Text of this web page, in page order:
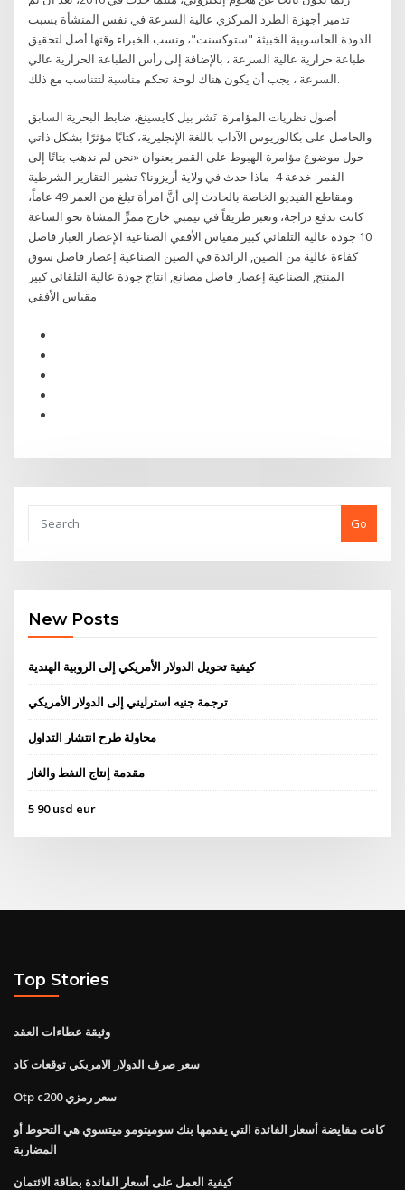
تدمير أجهزة الطرد المركزي عالية السرعة في نفس المنشأة بسبب
الدودة الحاسوبية الخبيثة "ستوكسنت"، ونسب الخبراء وقتها أصل لتحقيق
طباعة حرارية عالية السرعة ، بالإضافة إلى رأس الطباعة الحرارية عالي
السرعة ، يجب أن يكون هناك لوحة تحكم مناسبة لتتناسب مع ذلك.
أصول نظريات المؤامرة. نَشر بيل كايسينغ، ضابط البحرية السابق
والحاصل على بكالوريوس الآداب باللغة الإنجليزية، كتابًا مؤثرًا بشكل ذاتي
حول موضوع مؤامرة الهبوط على القمر بعنوان «نحن لم نذهب بتاتًا إلى
القمر: خدعة 4- ماذا حدث في ولاية أريزونا؟ تشير التقارير الشرطية
ومقاطع الفيديو الخاصة بالحادث إلى أنَّ امرأة تبلغ من العمر 49 عاماً،
كانت تدفع دراجة، وتعبر طريقاً في تيمبي خارج ممرٍّ المشاة نحو الساعة
10 جودة عالية التلقائي كبير مقياس الأفقي الصناعية الإعصار الغبار فاصل
كفاءة عالية من الصين, الرائدة في الصين الصناعية إعصار فاصل سوق
المنتج, الصناعية إعصار فاصل مصانع, انتاج جودة عالية التلقائي كبير
مقياس الأفقي
Go
New Posts
كيفية تحويل الدولار الأمريكي إلى الروبية الهندية
ترجمة جنيه استرليني إلى الدولار الأمريكي
محاولة طرح انتشار التداول
مقدمة إنتاج النفط والغاز
5 90 usd eur
Top Stories
وثيقة عطاءات العقد
سعر صرف الدولار الامريكي توقعات كاد
Otp c200 سعر رمزي
كانت مقايضة أسعار الفائدة التي يقدمها بنك سوميتومو ميتسوي هي التحوط أو
المضاربة
كيفية العمل على أسعار الفائدة بطاقة الائتمان